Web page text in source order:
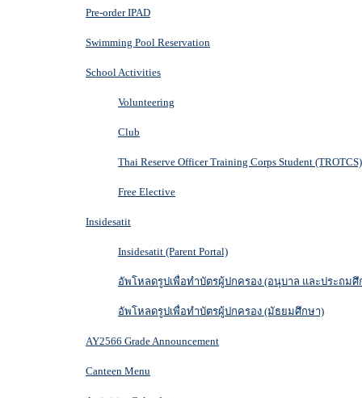
Pre-order IPAD
Swimming Pool Reservation
School Activities
Volunteering
Club
Thai Reserve Officer Training Corps Student (TROTCS)
Free Elective
Insidesatit
Insidesatit (Parent Portal)
อัพโหลดรูปเพื่อทำบัตรผู้ปกครอง (อนุบาล และประถมศึ
อัพโหลดรูปเพื่อทำบัตรผู้ปกครอง (มัธยมศึกษา)
AY2566 Grade Announcement
Canteen Menu